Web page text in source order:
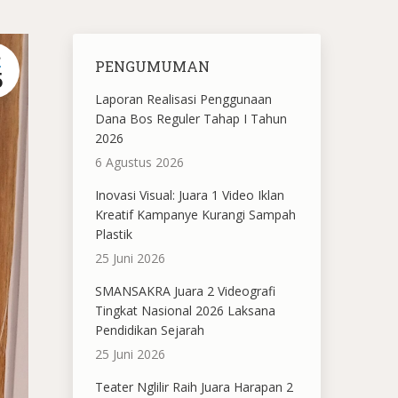
PENGUMUMAN
Laporan Realisasi Penggunaan
Dana Bos Reguler Tahap I Tahun
2026
6 Agustus 2026
Inovasi Visual: Juara 1 Video Iklan
Kreatif Kampanye Kurangi Sampah
Plastik
25 Juni 2026
SMANSAKRA Juara 2 Videografi
Tingkat Nasional 2026 Laksana
Pendidikan Sejarah
25 Juni 2026
Teater Nglilir Raih Juara Harapan 2